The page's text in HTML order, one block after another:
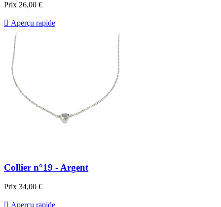
Prix 26,00 €
 Aperçu rapide
Collier n°19 - Argent
Prix 34,00 €
 Aperçu rapide